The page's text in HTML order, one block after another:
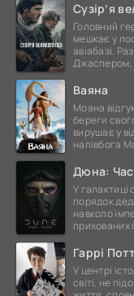
Сузір’я
Головний
мешкає у
авіабазі.
Джаспером,
Ваяна
Моана
береги
вирушає у
напівбога
Дюна:
У галактиці
порядок
навколо
прихованих
Гаррі
У центрі
світі, не